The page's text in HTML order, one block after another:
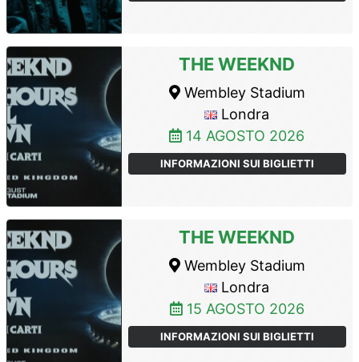
THE WEEKND
Wembley Stadium
Londra
14 AGOSTO 2026
INFORMAZIONI SUI BIGLIETTI
THE WEEKND
Wembley Stadium
Londra
15 AGOSTO 2026
INFORMAZIONI SUI BIGLIETTI